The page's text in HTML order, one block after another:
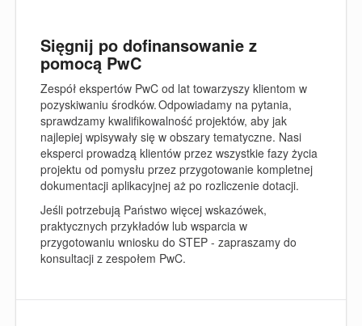
Sięgnij po dofinansowanie z
pomocą PwC
Zespół ekspertów PwC od lat towarzyszy klientom w
pozyskiwaniu środków. Odpowiadamy na pytania,
sprawdzamy kwalifikowalność projektów, aby jak
najlepiej wpisywały się w obszary tematyczne. Nasi
eksperci prowadzą klientów przez wszystkie fazy życia
projektu od pomysłu przez przygotowanie kompletnej
dokumentacji aplikacyjnej aż po rozliczenie dotacji.
Jeśli potrzebują Państwo więcej wskazówek,
praktycznych przykładów lub wsparcia w
przygotowaniu wniosku do STEP - zapraszamy do
konsultacji z zespołem PwC.